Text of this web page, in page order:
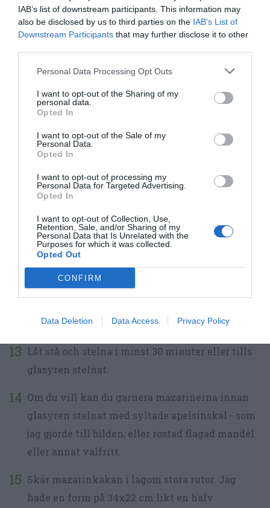
IAB’s list of downstream participants. This information may
also be disclosed by us to third parties on the IAB’s List of
Downstream Participants that may further disclose it to other
Personal Data Processing Opt Outs
I want to opt-out of the Sharing of my
personal data.
Opted In
I want to opt-out of the Sale of my
Personal Data.
Opted In
I want to opt-out of processing my
Personal Data for Targeted Advertising.
Opted In
I want to opt-out of Collection, Use,
Retention, Sale, and/or Sharing of my
Personal Data that Is Unrelated with the
Purposes for which it was collected.
Opted Out
CONFIRM
Data Deletion Data Access Privacy Policy
Fördela sedan mandelsmeten/mazarinmassan i
formarna. Bred ut den i ett jämnt lager.
Grädda mazarinkakan i mitten av ugnen i ca 20
eventuellt över mot slutet med lite
bakplåtspapper om det börjar bli för mörkt på
ytan. Botten ska bli gräddad och ljust brun men
utan att toppen och kanter bränns.
Ta ut och låt svalna helt i formen.
GARNERING: När mazarinkakan svalnat helt
kan du glasera den med sockerglasyr.
Rör ihop florsocker och vatten till en glasyr.
Klicka och bred ut bred ut glasyren i ett jämnt
fin.
Låt stå och stelna i minst 30 minuter eller tills
glasyren stelnat.
Om du vill kan du garnera mazarinerna innan
glasyren stelnat med syltade apelsinskal - som
jag gjorde till bilden; eller rostad flagad mandel
eller annat valfritt.
Skär mazarinkakan i lagom stora rutor. Jag
hade en form på 34x22 cm likt en halv